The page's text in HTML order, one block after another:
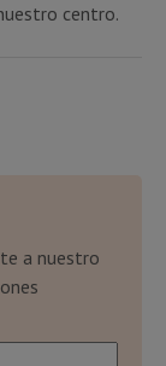
centro.
a nuestro